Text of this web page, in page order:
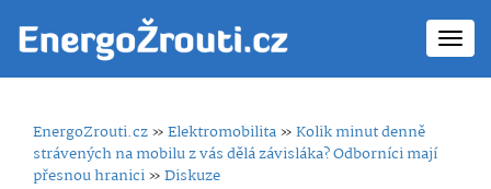
EnergoZrouti.cz»Elektromobilita»Kolik minut denně
strávených na mobilu z vás dělá závisláka? Odborníci mají
přesnou hranici»Diskuze